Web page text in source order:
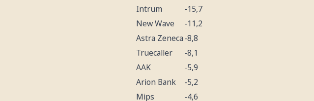
Intrum
-15,7
New Wave
-11,2
Astra Zeneca-8,8
Truecaller
-8,1
AAK
-5,9
Arion Bank
-5,2
Mips
-4,6